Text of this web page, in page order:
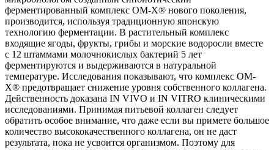
ферментированный комплекс ОМ-Х® нового поколения,
производится, используя традиционную японскую
технологию ферментации. В растительный комплекс
входящие ягоды, фрукты, грибы и морские водоросли вместе
с 12 штаммами молочнокислых бактерий 5 лет
ферментируются и выдерживаются в натуральной
температуре. Исследования показывают, что комплекс ОМ-
Х® предотвращает снижение уровня собственного коллагена.
Действенность доказана IN VIVO и IN VITRO клиническими
исследованиями. Принимая питьевой коллаген следует
обратить особое внимание, что даже если вы примете большое
количество высококачественного коллагена, он не даст
результата, пока не усвоится организмом. Поэтому для